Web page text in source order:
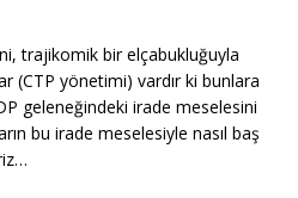
trajikomik bir elçabukluğuyla
(CTP yönetimi) vardır ki bunlara
geleneğindeki irade meselesini
bu irade meselesiyle nasıl baş